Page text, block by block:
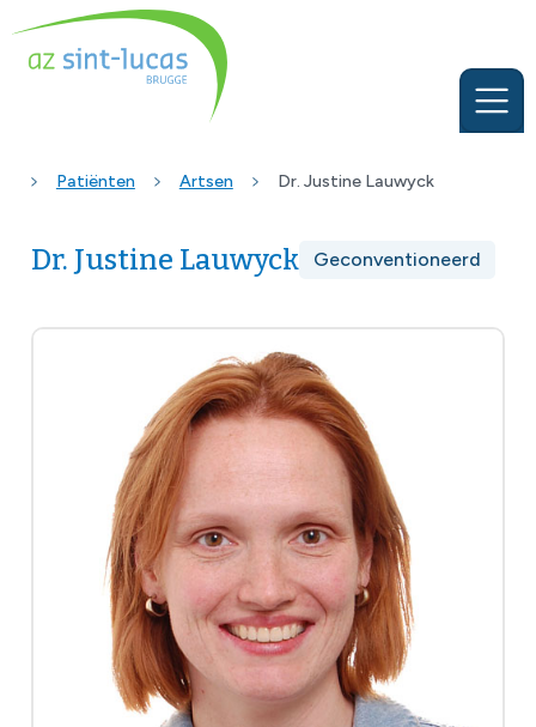
Patiënten Artsen Dr. Justine Lauwyck
Dr. Justine Lauwyck Geconventioneerd